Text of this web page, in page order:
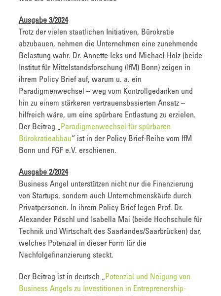
Ausgabe 3/2024
Trotz der vielen staatlichen Initiativen, Bürokratie
abzubauen, nehmen die Unternehmen eine zunehmende
Belastung wahr. Dr. Annette Icks und Michael Holz (beide
Institut für Mittelstandsforschung (IfM) Bonn) zeigen in
ihrem Policy Brief auf, warum u. a. ein
Paradigmenwechsel – weg vom Kontrollgedanken und
hin zu einem stärkeren vertrauensbasierten Ansatz –
hilfreich wäre, um eine spürbare Entlastung zu erzielen.
Der Beitrag „ Paradigmenwechsel für spürbaren
Bürokratieabbau“ ist in der Policy Brief-Reihe vom IfM
Bonn und FGF e.V. erschienen.
Ausgabe 2/2024
Business Angel unterstützen nicht nur die Finanzierung
von Startups, sondern auch Unternehmenskäufe durch
Privatpersonen. In ihrem Policy Brief legen Prof. Dr.
Alexander Pöschl und Isabella Mai (beide Hochschule für
Technik und Wirtschaft des Saarlandes/Saarbrücken) dar,
welches Potenzial in dieser Form für die
Nachfolgefinanzierung steckt.
Der Beitrag ist in deutsch „ Potenzial und Neigung von
Business Angels zu Investitionen in Entreprenership-